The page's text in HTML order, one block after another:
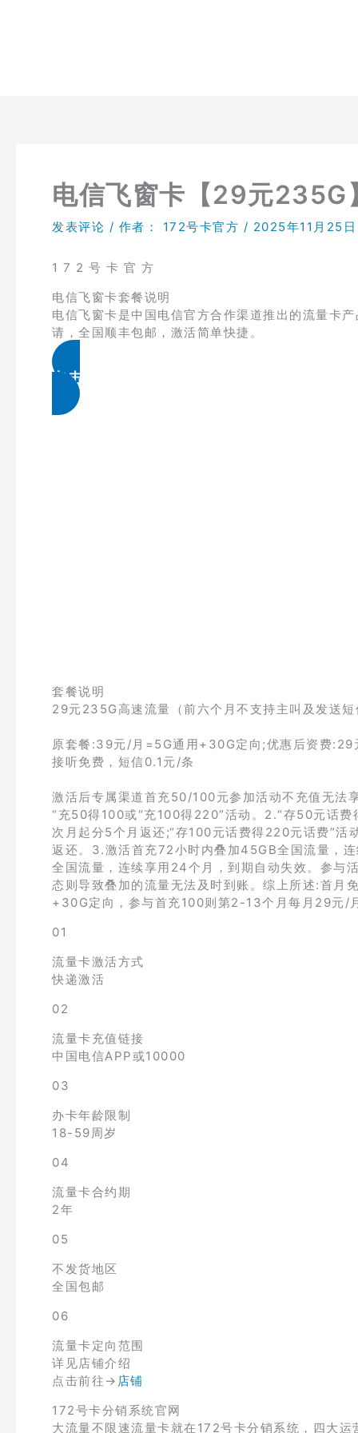
电信飞窗卡【29元235G】
发表评论 / 作者： 172号卡官方 / 2025年11月25日
1 7 2 号 卡 官 方
电信飞窗卡套餐说明
电信飞窗卡是中国电信官方合作渠道推出的流量卡
请，全国顺丰包邮，激活简单快捷。
点击免费领取
套餐说明
29元235G高速流量（前六个月不支持主叫及发送短
原套餐:39元/月=5G通用+30G定向;优惠后资费
接听免费，短信0.1元/条
激活后专属渠道首充50/100元参加活动不充值无法
“充50得100或“充100得220”活动。2.“存50元话
次月起分5个月返还;“存100元话费得220元话费”活
返还。3.激活首充72小时内叠加45GB全国流量，
全国流量，连续享用24个月，到期自动失效。参与
态则导致叠加的流量无法及时到账。综上所述:首
+30G定向，参与首充100则第2-13个月每月29元/
01
流量卡激活方式
快递激活
02
流量卡充值链接
中国电信APP或10000
03
办卡年龄限制
18-59周岁
04
流量卡合约期
2年
05
不发货地区
全国包邮
06
流量卡定向范围
详见店铺介绍
点击前往→ 店铺
172号卡分销系统官网
大流量不限速流量卡就在172号卡分销系统，四大运